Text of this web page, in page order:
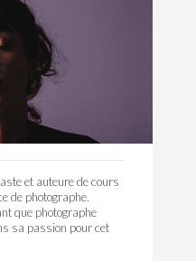
et auteure de cours
de photographe.
que photographe
sa passion pour cet